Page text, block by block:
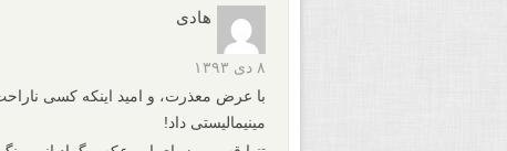
هادی
۸ دی ۱۳۹۳
با عرض معذرت، و امید اینکه کسی
مینیمالیستی داد!